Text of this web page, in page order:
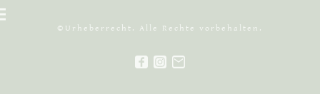
©Urheberrecht. Alle Rechte vorbehalten.